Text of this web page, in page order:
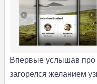
Впервые услышав про
загорелся желанием